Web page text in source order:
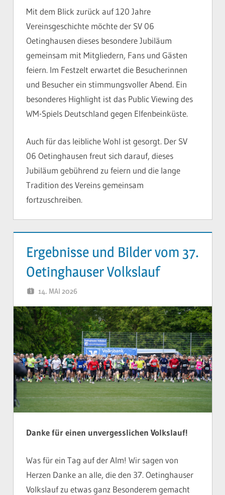
Mit dem Blick zurück auf 120 Jahre
Vereinsgeschichte möchte der SV 06
Oetinghausen dieses besondere Jubiläum
gemeinsam mit Mitgliedern, Fans und Gästen
feiern. Im Festzelt erwartet die Besucherinnen
und Besucher ein stimmungsvoller Abend. Ein
besonderes Highlight ist das Public Viewing des
WM-Spiels Deutschland gegen Elfenbeinküste.
Auch für das leibliche Wohl ist gesorgt. Der SV
06 Oetinghausen freut sich darauf, dieses
Jubiläum gebührend zu feiern und die lange
Tradition des Vereins gemeinsam
fortzuschreiben.
Ergebnisse und Bilder vom 37.
Oetinghauser Volkslauf
14. MAI 2026
Danke für einen unvergesslichen Volkslauf!
Was für ein Tag auf der Alm! Wir sagen von
Herzen Danke an alle, die den 37. Oetinghauser
Volkslauf zu etwas ganz Besonderem gemacht